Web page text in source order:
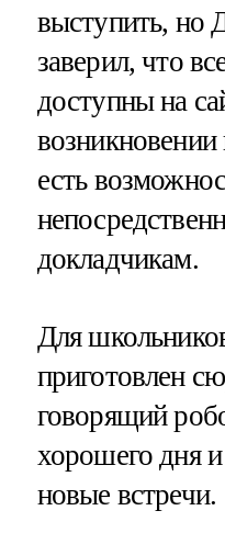
выступить, но
заверил, что
доступны на
возникновении
есть
докладчикам.
Для
приготовлен
говорящий
хорошего дня
новые встречи.